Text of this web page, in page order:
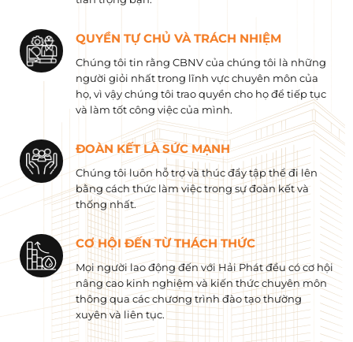
QUYỀN TỰ CHỦ VÀ TRÁCH NHIỆM
Chúng tôi tin rằng CBNV của chúng tôi là những
người giỏi nhất trong lĩnh vực chuyên môn của
họ, vì vậy chúng tôi trao quyền cho họ để tiếp tục
và làm tốt công việc của mình.
ĐOÀN KẾT LÀ SỨC MẠNH
Chúng tôi luôn hỗ trợ và thúc đẩy tập thể đi lên
bằng cách thức làm việc trong sự đoàn kết và
thống nhất.
CƠ HỘI ĐẾN TỪ THÁCH THỨC
Mọi người lao động đến với Hải Phát đều có cơ hội
nâng cao kinh nghiệm và kiến ​​thức chuyên môn
thông qua các chương trình đào tạo thường
xuyên và liên tục.